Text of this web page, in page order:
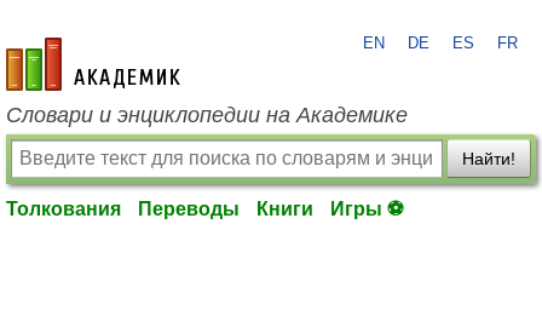
academic.ru
EN DE ES FR
Словари и энциклопедии на Академике
Найти!
Толкования Переводы Книги Игры ⚽